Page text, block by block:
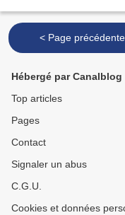
< Page précédente
Hébergé par Canalblog
Top articles
Pages
Contact
Signaler un abus
C.G.U.
Cookies et données